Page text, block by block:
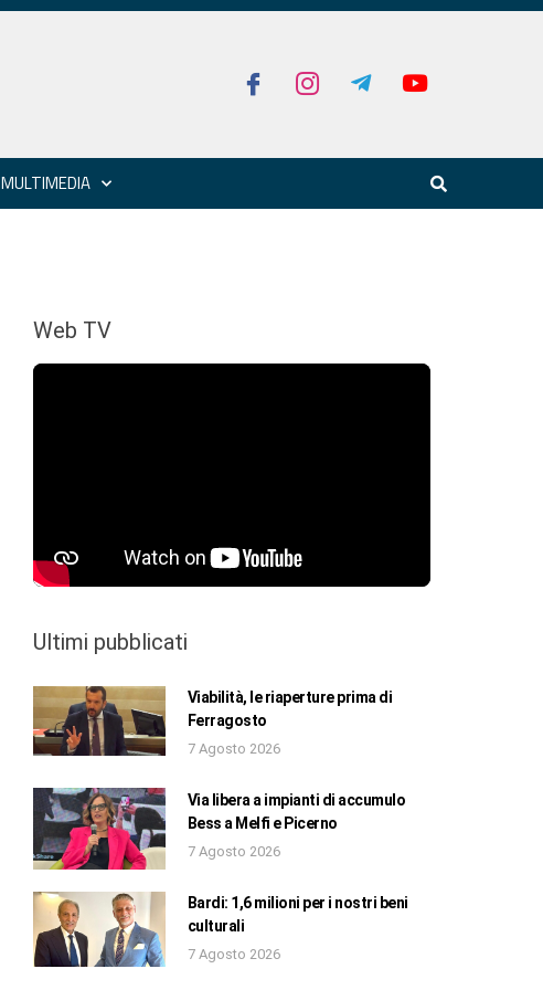
MULTIMEDIA
Web TV
Ultimi pubblicati
Viabilità, le riaperture prima di
Ferragosto
7 Agosto 2026
Via libera a impianti di accumulo
Bess a Melfi e Picerno
7 Agosto 2026
Bardi: 1,6 milioni per i nostri beni
culturali
7 Agosto 2026